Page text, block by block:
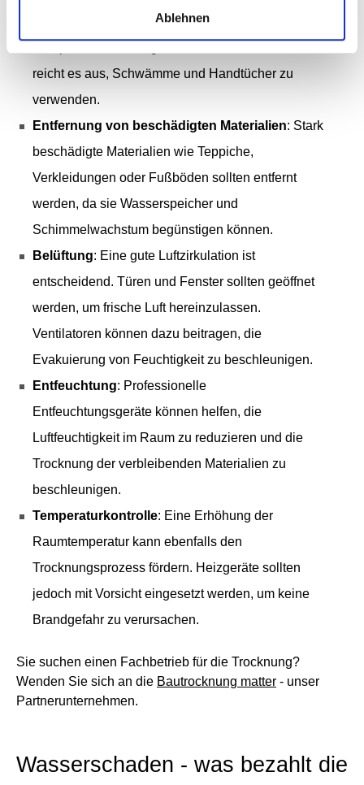
Ablehnen
schnell wie möglich entfernt werden, oft durch
reicht es aus, Schwämme und Handtücher zu
verwenden.
Entfernung von beschädigten Materialien: Stark
beschädigte Materialien wie Teppiche,
Verkleidungen oder Fußböden sollten entfernt
werden, da sie Wasserspeicher und
Schimmelwachstum begünstigen können.
Belüftung: Eine gute Luftzirkulation ist
entscheidend. Türen und Fenster sollten geöffnet
werden, um frische Luft hereinzulassen.
Ventilatoren können dazu beitragen, die
Evakuierung von Feuchtigkeit zu beschleunigen.
Entfeuchtung: Professionelle
Entfeuchtungsgeräte können helfen, die
Luftfeuchtigkeit im Raum zu reduzieren und die
Trocknung der verbleibenden Materialien zu
beschleunigen.
Temperaturkontrolle: Eine Erhöhung der
Raumtemperatur kann ebenfalls den
Trocknungsprozess fördern. Heizgeräte sollten
jedoch mit Vorsicht eingesetzt werden, um keine
Brandgefahr zu verursachen.
Sie suchen einen Fachbetrieb für die Trocknung?
Wenden Sie sich an die Bautrocknung matter - unser
Partnerunternehmen.
Wasserschaden - was bezahlt die